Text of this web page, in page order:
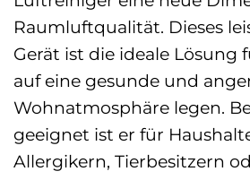
Raumluftqualität. Dieses
Gerät ist die ideale Lösung
auf eine gesunde und
Wohnatmosphäre legen.
geeignet ist er für
Allergikern, Tierbesitzern